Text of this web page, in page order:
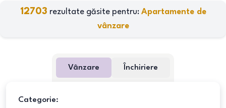
12703 rezultate găsite pentru: Apartamente de
vânzare
Vânzare Închiriere
Categorie: